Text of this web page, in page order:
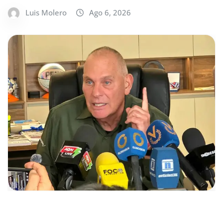
Luis Molero Ago 6, 2026